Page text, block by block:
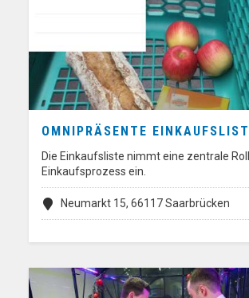
OMNIPRÄSENTE
Die Einkaufsliste nimmt eine zentrale
Einkaufsprozess ein.
Neumarkt 15, 66117 Saarbrücken